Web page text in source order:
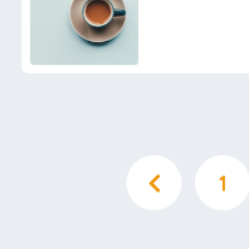
接官「どういう風に考えました
か？」 俺「知ってました」→
この後『こう』なったんだがマ
ジで納得いかない！！！！！
人海鮮料理人、現る！！←コレ
はセクシー過ぎてワイらにブッ
1